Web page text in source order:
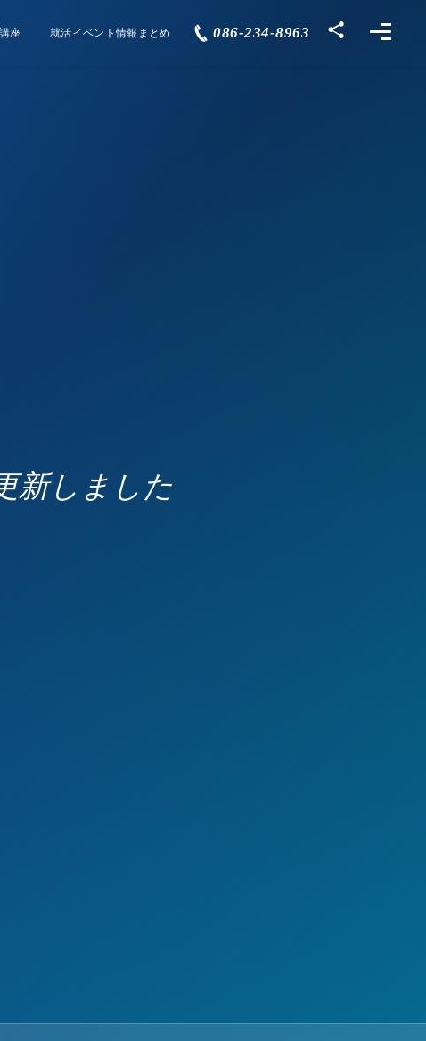
座 就活イベント情報まとめ
Events 086-234-8963
新しました